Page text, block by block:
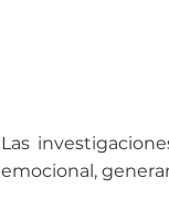
Las
emocional,